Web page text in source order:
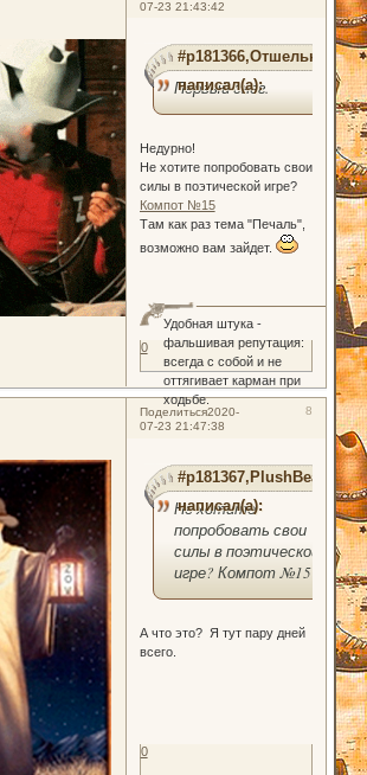
07-23 21:43:42
#p181366,Отшельник
написал(а):
Первый снег.
Недурно!
Не хотите попробовать свои
силы в поэтической игре?
Компот №15
Там как раз тема "Печаль",
возможно вам зайдет.
Удобная штука -
фальшивая репутация:
всегда с собой и не
оттягивает карман при
ходьбе.
0
Поделиться 8
2020-
07-23 21:47:38
#p181367,PlushBear
написал(а):
Не хотите
попробовать свои
силы в поэтической
игре? Компот №15
А что это? Я тут пару дней
всего.
0